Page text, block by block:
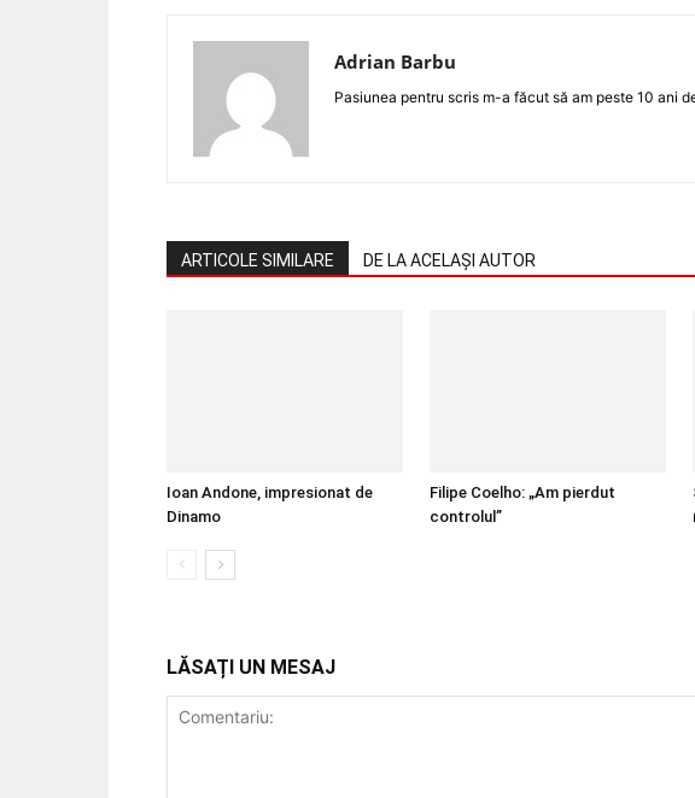
Adrian Barbu
Pasiunea pentru scris m-a făcut să am peste 10 ani
ARTICOLE SIMILARE DE LA ACELAȘI AUTOR
Ioan Andone, impresionat de
Dinamo
Filipe Coelho: „Am pierdut
controlul”
LĂSAȚI UN MESAJ